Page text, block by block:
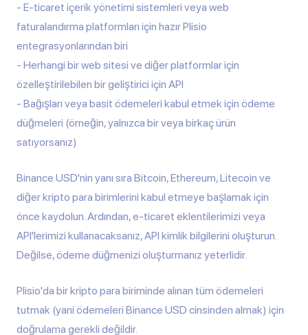
E-ticaret içerik yönetimi sistemleri veya web
faturalandırma platformları için hazır Plisio
entegrasyonlarından biri
Herhangi bir web sitesi ve diğer platformlar için
özelleştirilebilen bir geliştirici için API
Bağışları veya basit ödemeleri kabul etmek için ödeme
düğmeleri (örneğin, yalnızca bir veya birkaç ürün
satıyorsanız)
Binance USD'nin yanı sıra Bitcoin, Ethereum, Litecoin ve
diğer kripto para birimlerini kabul etmeye başlamak için
önce kaydolun. Ardından, e-ticaret eklentilerimizi veya
API'lerimizi kullanacaksanız, API kimlik bilgilerini oluşturun.
Değilse, ödeme düğmenizi oluşturmanız yeterlidir.
Plisio'da bir kripto para biriminde alınan tüm ödemeleri
tutmak (yani ödemeleri Binance USD cinsinden almak) için
doğrulama gerekli değildir.